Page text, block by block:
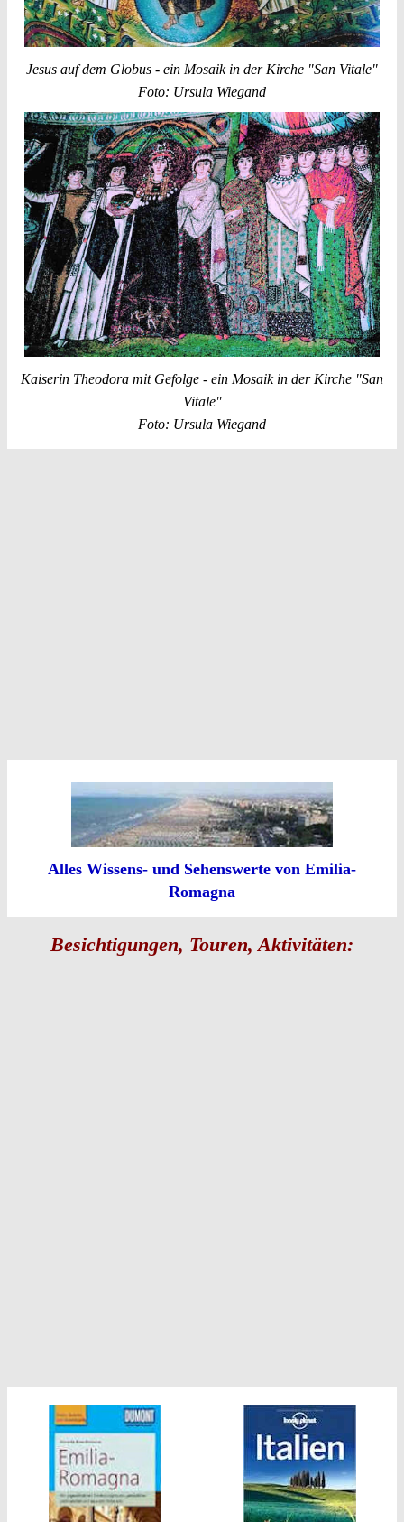
Jesus auf dem Globus - ein Mosaik in der Kirche "San Vitale"
Foto: Ursula Wiegand
Kaiserin Theodora mit Gefolge - ein Mosaik in der Kirche "San
Vitale"
Foto: Ursula Wiegand
Alles Wissens- und Sehenswerte von Emilia-
Romagna
Besichtigungen, Touren, Aktivitäten: